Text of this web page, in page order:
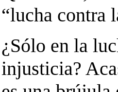
“lucha contra
¿Sólo en la
injusticia?